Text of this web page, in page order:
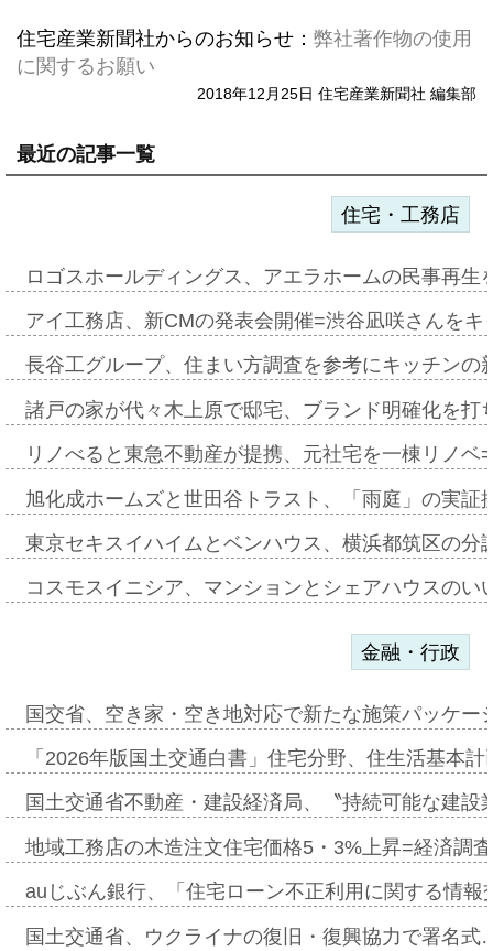
住宅産業新聞社からのお知らせ： 弊社著作物の使用
に関するお願い
2018年12月25日 住宅産業新聞社 編集部
最近の記事一覧
住宅・工務店
ロゴスホールディングス、アエラホームの民事再
アイ工務店、新CMの発表会開催=渋谷凪咲さんを
長谷工グループ、住まい方調査を参考にキッチン
諸戸の家が代々木上原で邸宅、ブランド明確化を
リノべると東急不動産が提携、元社宅を一棟リノ
旭化成ホームズと世田谷トラスト、「雨庭」の実
東京セキスイハイムとベンハウス、横浜都筑区の
コスモスイニシア、マンションとシェアハウスの
金融・行政
国交省、空き家・空き地対応で新たな施策パッケ
「2026年版国土交通白書」住宅分野、住生活基本
国土交通省不動産・建設経済局、〝持続可能な建
地域工務店の木造注文住宅価格5・3%上昇=経済調
auじぶん銀行、「住宅ローン不正利用に関する情
国土交通省、ウクライナの復旧・復興協力で署名